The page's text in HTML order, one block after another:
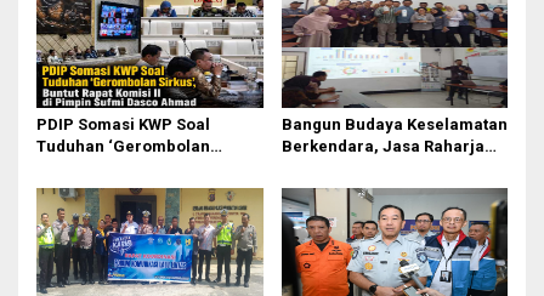
Anak
Sufmi Dasco Ahmad
PDIP Somasi KWP Soal
Tuduhan ‘Gerombolan
II Dipimpin Sufmi Dasco
Ahmad
Bangun Budaya Keselamatan
Berkendara, Jasa Raharja
Pasifik Medan Industri